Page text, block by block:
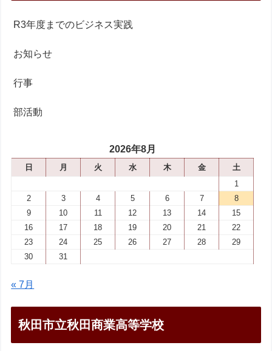
R3年度までのビジネス実践
お知らせ
行事
部活動
2026年8月
日 月 火 水 木 金
土
1
2
3 4 5 6 7
8
9
10 11 12 13 14
15
16
17 18 19 20 21
22
23
24 25 26 27 28
29
30
31
« 7月
秋田市立秋田商業高等学校